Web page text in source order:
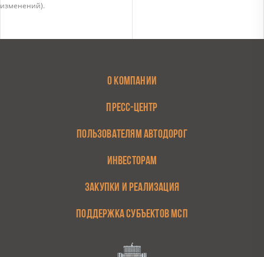
изменений).
О КОМПАНИИ
ПРЕСС-ЦЕНТР
ПОЛЬЗОВАТЕЛЯМ АВТОДОРОГ
ИНВЕСТОРАМ
ЗАКУПКИ И РЕАЛИЗАЦИЯ
ПОДДЕРЖКА СУБЪЕКТОВ МСП